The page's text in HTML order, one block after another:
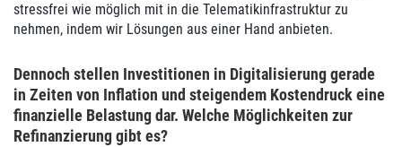
stressfrei wie möglich mit in die Telematikinfrastruktur zu
nehmen, indem wir Lösungen aus einer Hand anbieten.
Dennoch stellen Investitionen in Digitalisierung gerade
in Zeiten von Inflation und steigendem Kostendruck eine
finanzielle Belastung dar. Welche Möglichkeiten zur
Refinanzierung gibt es?